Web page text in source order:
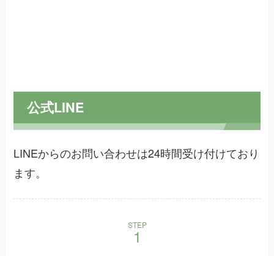
公式LINE
LINEからのお問い合わせは24時間受け付けており
ます。
STEP